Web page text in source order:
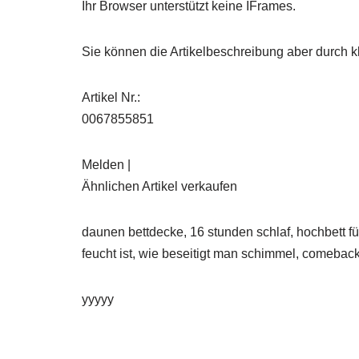
Ihr Browser unterstützt keine IFrames.
Sie können die Artikelbeschreibung aber durch
Artikel Nr.:
0067855851
Melden |
Ähnlichen Artikel verkaufen
daunen bettdecke, 16 stunden schlaf, hochbett
feucht ist, wie beseitigt man schimmel,
yyyyy